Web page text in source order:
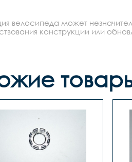
велосипеда может
конструкции или